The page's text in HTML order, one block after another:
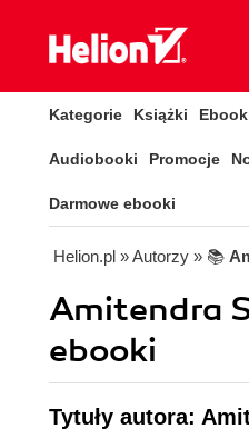
Kategorie Książki
Audiobooki Promocje
Darmowe ebooki
Helion.pl » Autorzy » 📚
Amitendra
ebooki
Tytuły autora: